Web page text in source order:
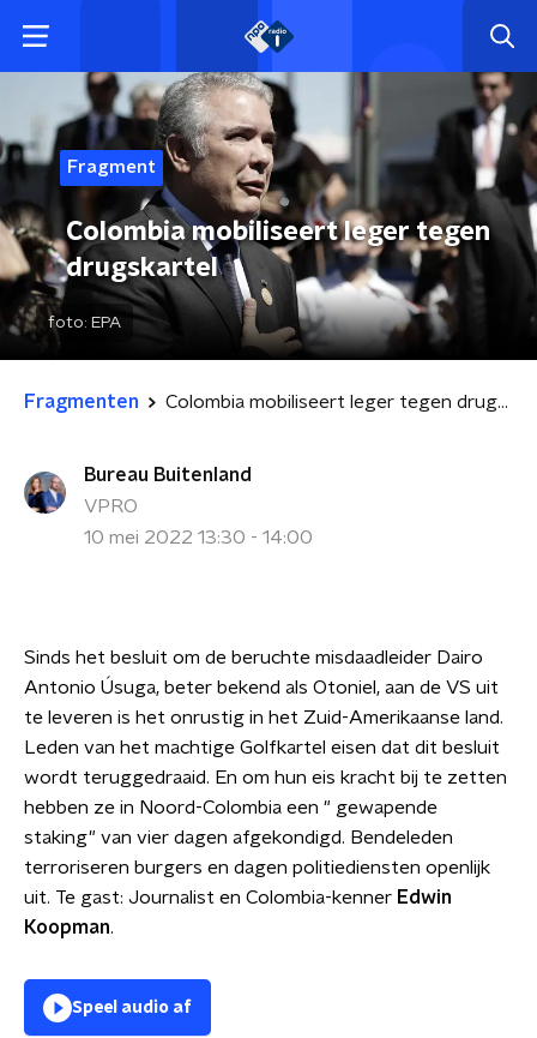
Fragment
Colombia mobiliseert leger tegen
drugskartel
foto: EPA
Fragmenten Colombia mobiliseert leger tegen drugskartel
Bureau Buitenland
VPRO
10 mei 2022 13:30 - 14:00
Sinds het besluit om de beruchte misdaadleider Dairo
Antonio Úsuga, beter bekend als Otoniel, aan de VS uit
te leveren is het onrustig in het Zuid-Amerikaanse land.
Leden van het machtige Golfkartel eisen dat dit besluit
wordt teruggedraaid. En om hun eis kracht bij te zetten
hebben ze in Noord-Colombia een " gewapende
staking" van vier dagen afgekondigd. Bendeleden
terroriseren burgers en dagen politiediensten openlijk
uit. Te gast: Journalist en Colombia-kenner Edwin
Koopman.
Speel audio af